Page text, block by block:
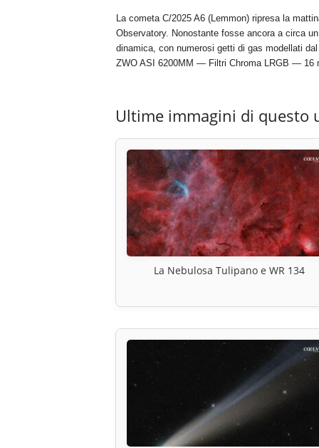
La cometa C/2025 A6 (Lemmon) ripresa la
Observatory. Nonostante fosse ancora a circa
dinamica, con numerosi getti di gas modellati
ZWO ASI 6200MM — Filtri Chroma LRGB — 16
Ultime immagini di questo
La Nebulosa Tulipano e WR 134